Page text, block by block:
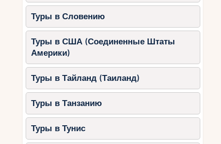
6. Острова Хорватии
Острова Хорватии — это спокойствие, природа
и прекрасные пляжи.
Популярные острова:
Крк — легко доступен благодаря
мосту.
Корчула — исторический центр и
уютные пляжи.
Млет — национальный парк с
Туры в Словению
Туры в США (Соединенные Штаты
Америки)
Туры в Тайланд (Таиланд)
Туры в Танзанию
Туры в Тунис